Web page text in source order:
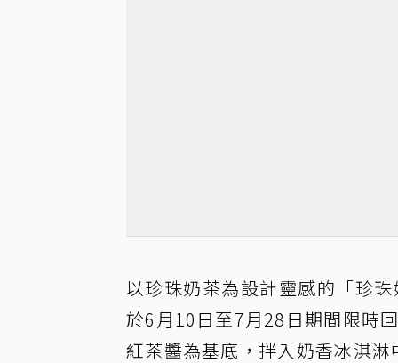
以珍珠奶茶為設計靈感的「珍
於6月10日至7月28日期間限時
紅茶醬為基底，拌入奶香冰淇